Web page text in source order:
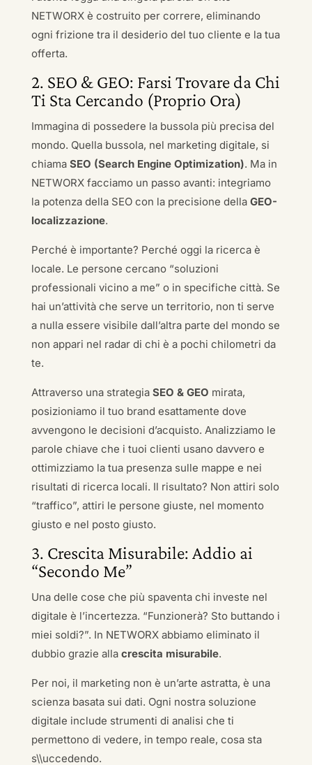
NETWORX è costruito per correre, eliminando
ogni frizione tra il desiderio del tuo cliente e la tua
offerta.
2. SEO & GEO: Farsi Trovare da Chi
Ti Sta Cercando (Proprio Ora)
Immagina di possedere la bussola più precisa del
mondo. Quella bussola, nel marketing digitale, si
chiama SEO (Search Engine Optimization). Ma in
NETWORX facciamo un passo avanti: integriamo
la potenza della SEO con la precisione della GEO-
localizzazione.
Perché è importante? Perché oggi la ricerca è
locale. Le persone cercano “soluzioni
professionali vicino a me” o in specifiche città. Se
hai un’attività che serve un territorio, non ti serve
a nulla essere visibile dall’altra parte del mondo se
non appari nel radar di chi è a pochi chilometri da
te.
Attraverso una strategia SEO & GEO mirata,
posizioniamo il tuo brand esattamente dove
avvengono le decisioni d’acquisto. Analizziamo le
parole chiave che i tuoi clienti usano davvero e
ottimizziamo la tua presenza sulle mappe e nei
risultati di ricerca locali. Il risultato? Non attiri solo
“traffico”, attiri le persone giuste, nel momento
giusto e nel posto giusto.
3. Crescita Misurabile: Addio ai
“Secondo Me”
Una delle cose che più spaventa chi investe nel
digitale è l’incertezza. “Funzionerà? Sto buttando i
miei soldi?”. In NETWORX abbiamo eliminato il
dubbio grazie alla crescita misurabile.
Per noi, il marketing non è un’arte astratta, è una
scienza basata sui dati. Ogni nostra soluzione
digitale include strumenti di analisi che ti
permettono di vedere, in tempo reale, cosa sta
s\\uccedendo.